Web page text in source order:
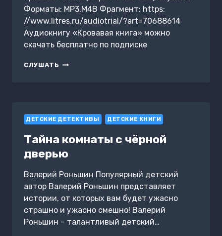
Форматы: MP3,M4B Фрагмент: https:
//www.litres.ru/audiotrial/?art=70688614
Аудиокнигу «Кровавая книга» можно
скачать бесплатно по подписке
СЛУШАТЬ КРОВАВАЯ
ДЕТСКИЕ ДЕТЕКТИВЫ ДЕТСКИЕ КНИГИ
Тайна комнаты с чёрной
дверью
Валерий Роньшин Популярный детский
автор Валерий Роньшин представляет
истории, от которых вам будет ужасно
страшно и ужасно смешно! Валерий
Роньшин – талантливый детский…